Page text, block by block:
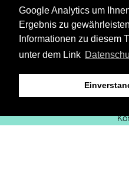
Google Analytics um
Ergebnis zu
Informationen zu diesem
unter dem Link
XiBIT